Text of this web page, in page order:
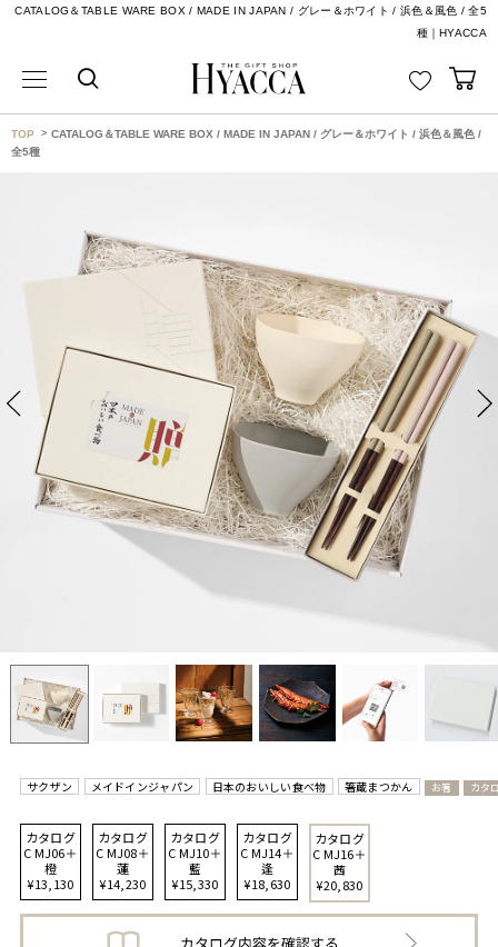
CATALOG＆TABLE WARE BOX / MADE IN JAPAN / グレー＆ホワイト / 浜色＆風色 / 全5
種｜HYACCA
TOP
CATALOG＆TABLE WARE BOX / MADE IN JAPAN / グレー＆ホワイト / 浜色＆風色 /
全5種
サクザン メイドインジャパン 日本のおいしい食べ物 箸蔵まつかん お箸 カタ
カタログ
C MJ06＋
橙
¥13,130
カタログ
C MJ08＋
蓮
¥14,230
カタログ
C MJ10＋
藍
¥15,330
カタログ
C MJ14＋
逢
¥18,630
カタログ
C MJ16＋
茜
¥20,830